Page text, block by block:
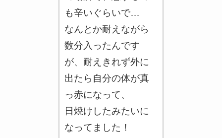
も辛いぐらいで…
なんとか耐えながら
数分入ったんです
が、耐えきれず外に
出たら自分の体が真
っ赤になって、
日焼けしたみたいに
なってました！